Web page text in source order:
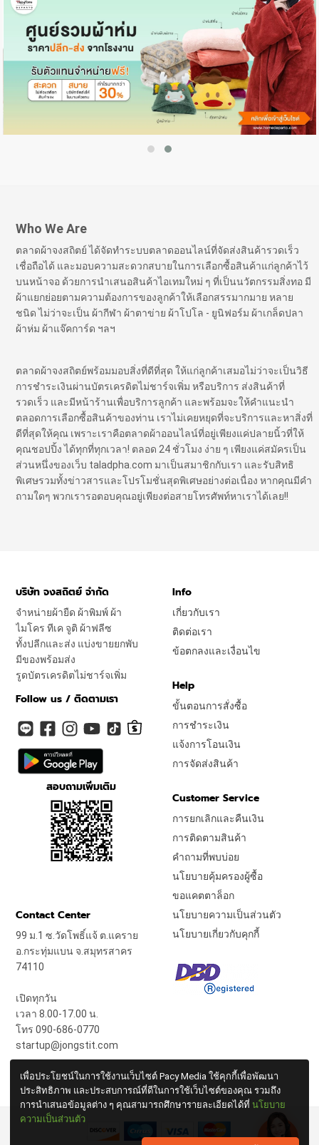
Who We Are
ตลาดผ้าจงสถิตย์ ได้จัดทำระบบตลาดออนไลน์ที่จัดส่งสินค้ารวดเร็ว
เชื่อถือได้ และมอบความสะดวกสบายในการเลือกซื้อสินค้าแก่ลูกค้าไว้
บนหน้าจอ ด้วยการนำเสนอสินค้าไอเทมใหม่ ๆ ที่เป็นนวัตกรรมสิ่งทอ มี
ผ้าแยกย่อยตามความต้องการของลูกค้าให้เลือกสรรมากมาย หลาย
ชนิด ไม่ว่าจะเป็น ผ้ากีฬา ผ้าตาข่าย ผ้าโปโล - ยูนิฟอร์ม ผ้าเกล็ดปลา
ผ้าห่ม ผ้าแจ๊คการ์ด ฯลฯ
ตลาดผ้าจงสถิตย์พร้อมมอบสิ่งที่ดีที่สุด ให้แก่ลูกค้าเสมอไม่ว่าจะเป็นวิธี
การชำระเงินผ่านบัตรเครดิตไม่ชาร์จเพิ่ม หรือบริการ ส่งสินค้าที่
รวดเร็ว และมีหน้าร้านเพื่อบริการลูกค้า และพร้อมจะให้คำแนะนำ
ตลอดการเลือกซื้อสินค้าของท่าน เราไม่เคยหยุดที่จะบริการและหาสิ่งที่
ดีที่สุดให้คุณ เพราะเราคือตลาดผ้าออนไลน์ที่อยู่เพียงแค่ปลายนิ้วที่ให้
คุณชอปปิ้ง ได้ทุกที่ทุกเวลา! ตลอด 24 ชั่วโมง ง่าย ๆ เพียงแค่สมัครเป็น
ส่วนหนึ่งของเว็บ taladpha.com มาเป็นสมาชิกกับเรา และรับสิทธิ
พิเศษรวมทั้งข่าวสารและโปรโมชั่นสุดพิเศษอย่างต่อเนื่อง หากคุณมีคำ
ถามใดๆ พวกเรารอตอบคุณอยู่เพียงต่อสายโทรศัพท์หาเราได้เลย!!
บริษัท จงสถิตย์ จำกัด
จำหน่ายผ้ายืด ผ้าพิมพ์ ผ้า
ไมโคร ทีเค จูติ ผ้าฟลีซ
ทั้งปลีกและส่ง แบ่งขายยกพับ
มีของพร้อมส่ง
รูดบัตรเครดิตไม่ชาร์จเพิ่ม
Follow us / ติดตามเรา
สอบถามเพิ่มเติม
Info
เกี่ยวกับเรา
ติดต่อเรา
ข้อตกลงและเงื่อนไข
Help
ขั้นตอนการสั่งซื้อ
การชำระเงิน
แจ้งการโอนเงิน
การจัดส่งสินค้า
Customer Service
การยกเลิกและคืนเงิน
การติดตามสินค้า
คำถามที่พบบ่อย
นโยบายคุ้มครองผู้ซื้อ
ขอแคตตาล็อก
นโยบายความเป็นส่วนตัว
นโยบายเกี่ยวกับคุกกี้
Contact Center
99 ม.1 ซ.วัดโพธิ์แจ้ ต.แคราย
อ.กระทุ่มแบน จ.สมุทรสาคร
74110
เปิดทุกวัน
เวลา 8.00-17.00 น.
โทร 090-686-0770
startup@jongstit.com
เพื่อประโยชน์ในการใช้งานเว็บไซต์ Pacy Media ใช้คุกกี้เพื่อพัฒนา
ประสิทธิภาพ และประสบการณ์ที่ดีในการใช้เว็บไซต์ของคุณ รวมถึง
การนำเสนอข้อมูลต่าง ๆ คุณสามารถศึกษารายละเอียดได้ที่ นโยบาย
ความเป็นส่วนตัว